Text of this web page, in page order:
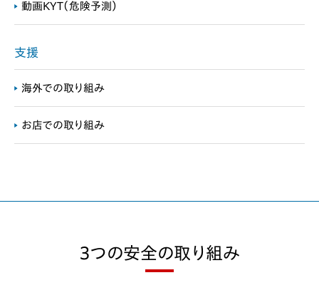
動画KYT（危険予測）
支援
海外での取り組み
お店での取り組み
3つの安全の取り組み